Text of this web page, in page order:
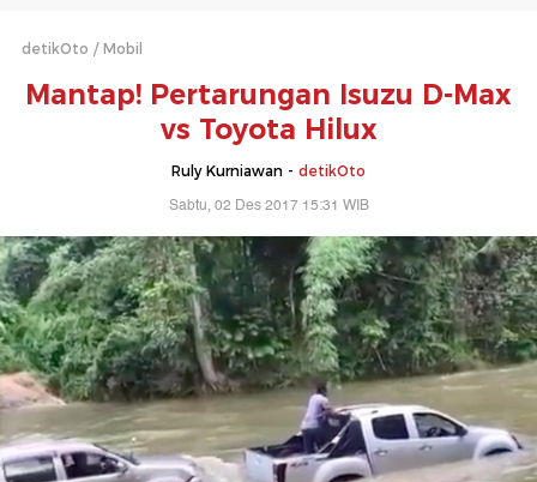
detikOto Mobil
Mantap! Pertarungan Isuzu D-Max
vs Toyota Hilux
Ruly Kurniawan - detikOto
Sabtu, 02 Des 2017 15:31 WIB